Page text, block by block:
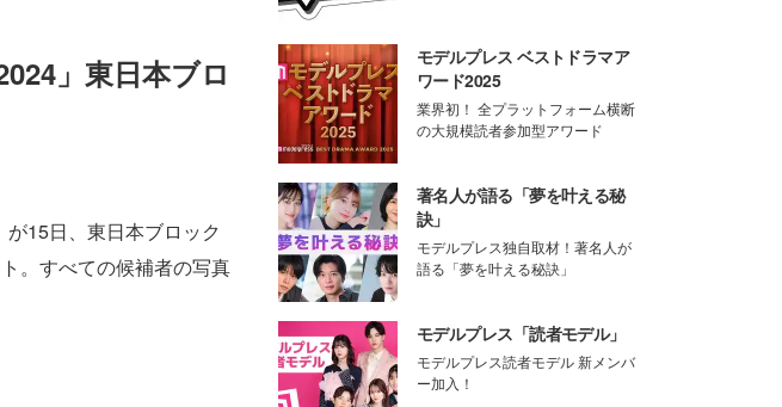
」東日本ブロ
15日、東日本ブロック
。すべての候補者の写真
モデルプレス ベストドラマア
ワード2025
業界初！ 全プラットフォーム横断
の大規模読者参加型アワード
著名人が語る「夢を叶える秘
訣」
モデルプレス独自取材！著名人が
語る「夢を叶える秘訣」
モデルプレス「読者モデル」
モデルプレス読者モデル 新メンバ
ー加入！